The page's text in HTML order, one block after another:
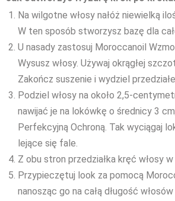
Na wilgotne włosy nałóż niewielką
W ten sposób stworzysz bazę dla
U nasady zastosuj Moroccanoil
Wysusz włosy. Używaj okrągłej
Zakończ suszenie i wydziel
Podziel włosy na około 2,5-
nawijać je na lokówkę o średnicy 3
Perfekcyjną Ochroną. Tak wyciągaj
lejące się fale.
Z obu stron przedziałka kręć włosy
Przypieczętuj look za pomocą
nanosząc go na całą długość